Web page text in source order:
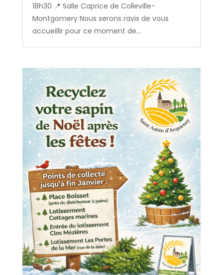
18h30 📍 Salle Caprice de Colleville-
Montgomery Nous serons ravis de vous
accueillir pour ce moment de...